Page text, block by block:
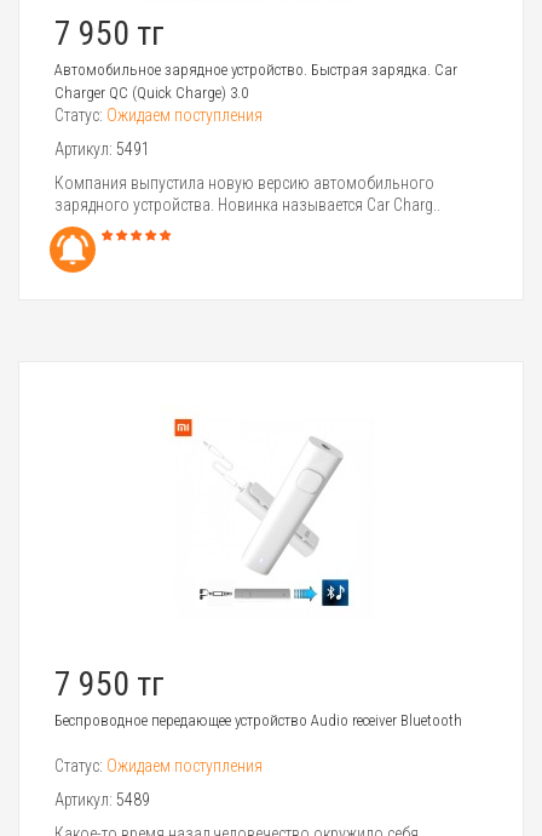
7 950 тг
Автомобильное зарядное устройство. Быстрая зарядка. Car
Charger QC (Quick Charge) 3.0
Статус: Ожидаем поступления
Артикул: 5491
Компания выпустила новую версию автомобильного
зарядного устройства. Новинка называется Car Charg..
7 950 тг
Беспроводное передающее устройство Audio receiver Bluetooth
Статус: Ожидаем поступления
Артикул: 5489